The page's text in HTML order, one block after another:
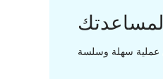
لمساعدتك